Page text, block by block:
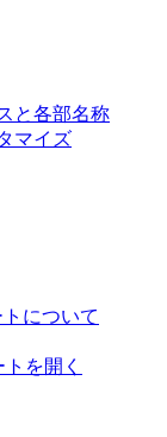
と各部名称
マイズ
について
を開く